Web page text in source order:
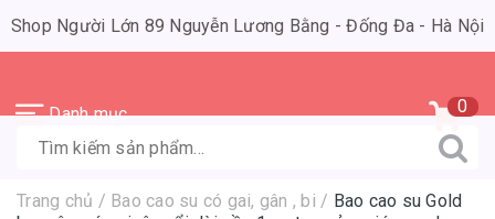
Shop Người Lớn 89 Nguyễn Lương Bằng - Đống Đa - Hà Nội
Danh mục 0
Trang chủ / Bao cao su có gai, gân , bi / Bao cao su Gold